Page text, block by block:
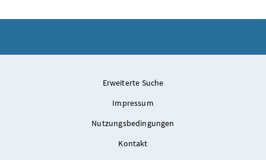
Erweiterte Suche
Impressum
Nutzungsbedingungen
Kontakt